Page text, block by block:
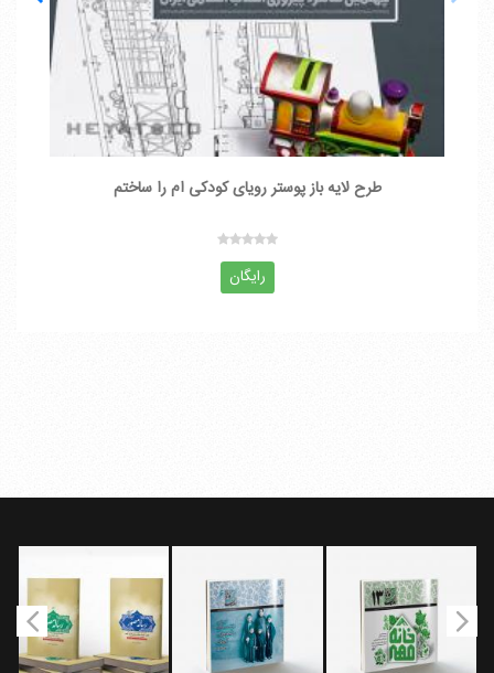
طرح لایه باز پوستر رویای کودکی ام را ساختم
رایگان